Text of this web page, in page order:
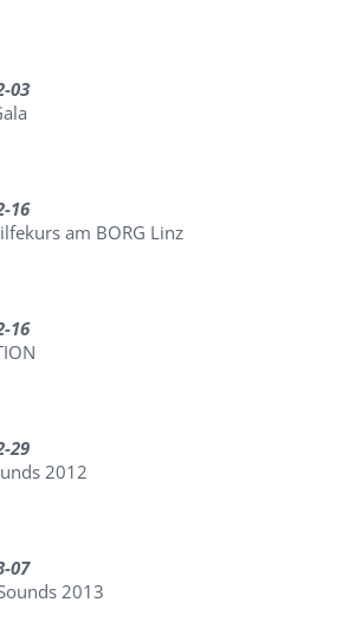
03
16
am BORG Linz
16
29
2012
07
2013